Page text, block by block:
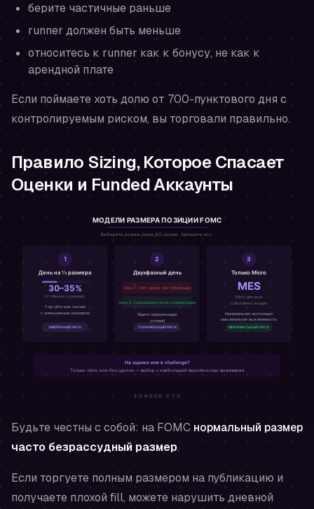
берите частичные раньше
runner должен быть меньше
относитесь к runner как к бонусу, не как к
арендной плате
Если поймаете хоть долю от 700-пунктового дня с
контролируемым риском, вы торговали правильно.
Правило Sizing, Которое Спасает
Оценки и Funded Аккаунты
Будьте честны с собой: на FOMC нормальный размер
часто безрассудный размер.
Если торгуете полным размером на публикацию и
получаете плохой fill, можете нарушить дневной